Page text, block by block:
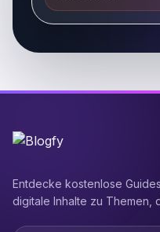
Entdecke kostenlose
digitale Inhalte zu Themen,